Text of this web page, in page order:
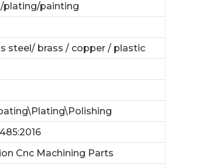
plating/painting
steel/ brass / copper / plastic
Cnc Machining Parts